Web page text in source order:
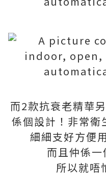
而2款抗衰老精華
係個設計！非常
細細支好方便
而且仲係
所以就唔